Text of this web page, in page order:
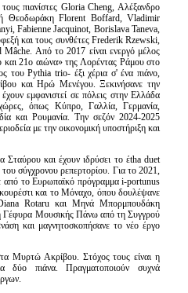
πιανίστες Gloria Cheng, Αλέξανδρο
Θεοδωράκη Florent Boffard, Vladimir
Fabienne Jacquinot, Borislava Taneva,
και τους συνθέτες Frederik Rzewski,
Από το 2017 είναι ενεργό μέλος
και 21ο αιώνα» της Λορέντας Ράμου στο
του Pythia trio- έξι χέρια σ' ένα πιάνο,
και Ηρώ Μενέγου. Ξεκινήσανε την
εμφανιστεί σε πόλεις στην Ελλάδα
όπως Κύπρο, Γαλλία, Γερμανία,
και Ρουμανία. Την σεζόν 2024-2025
με την οικονομική υποστήριξη και
Σταύρου και έχουν ιδρύσει το έtha duet
σύγχρονου ρεπερτορίου. Για το 2021,
από το Ευρωπαϊκό πρόγραμμα i-portunus
και το Μόναχο, όπου δουλέψανε
Rotaru και Μηνά Μπορμπουδάκη
Γέφυρα Μουσικής Πάνω από τη Συγγρού
και μαγνητοσκοπήσανε το νέο έργο
Μυρτώ Ακρίβου. Στόχος τους είναι η
δύο πιάνα. Πραγματοποιούν συχνά